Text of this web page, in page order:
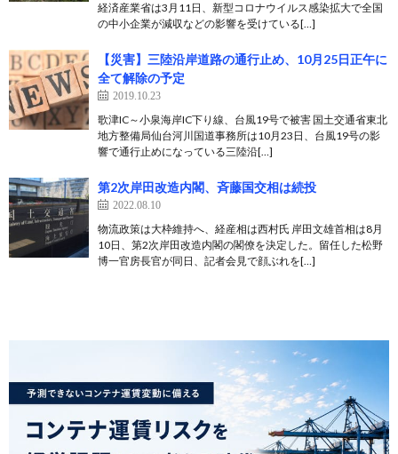
経済産業省は3月11日、新型コロナウイルス感染拡大で全国
の中小企業が減収などの影響を受けている[…]
【災害】三陸沿岸道路の通行止め、10月25日正午に
全て解除の予定
2019.10.23
歌津IC～小泉海岸IC下り線、台風19号で被害 国土交通省東北
地方整備局仙台河川国道事務所は10月23日、台風19号の影
響で通行止めになっている三陸沿[…]
第2次岸田改造内閣、斉藤国交相は続投
2022.08.10
物流政策は大枠維持へ、経産相は西村氏 岸田文雄首相は8月
10日、第2次岸田改造内閣の閣僚を決定した。留任した松野
博一官房長官が同日、記者会見で顔ぶれを[…]